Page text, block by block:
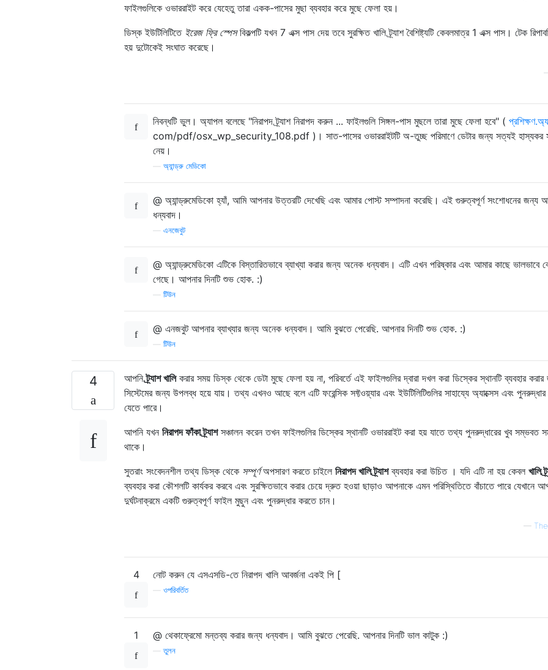
ফাইলগুলিকে ওভাররাইট করে যেহেতু তারা একক-পাসের মুছা ব্যবহার করে মুছে ফেলা হয়।
ডিস্ক ইউটিলিটিতে ইরেজ ফ্রি স্পেসবিকল্পটি যখন 7 এক্স পাস দেয় তবে সুরক্ষিত খালি ট্র্যাশ বৈশিষ্ট্যটি কেবলমাত্র 1 এক্স পাস। টেক
হয় দুটোকেই সংঘাত করেছে।
নিবন্ধটি ভুল। অ্যাপল বলেছে "নিরাপদ ট্র্যাশ নিরাপদ করুন ... ফাইলগুলি সিঙ্গল-পাস মুছলে তারা মুছে ফেলা হবে" (
com/pdf/osx_wp_security_108.pdf )। সাত-পাসের ওভাররাইটটি অ-তুচ্ছ পরিমাণে ডেটার জন্য সত্যই হাস্যকর
নেয়।
অ্যান্ড্রু মেডিকো
@ অ্যান্ড্রুমেডিকো হ্যাঁ, আমি আপনার উত্তরটি দেখেছি এবং আমার পোস্ট সম্পাদনা করেছি। এই গুরুত্বপূর্ণ সংশোধনের জন্য
ধন্যবাদ।
এনজেবুট
@ অ্যান্ড্রুমেডিকো এটিকে বিস্তারিতভাবে ব্যাখ্যা করার জন্য অনেক ধন্যবাদ। এটি এখন পরিষ্কার এবং আমার কাছে ভালভাবে
গেছে। আপনার দিনটি শুভ হোক. :)
টিউন
@ এনজবুট আপনার ব্যাখ্যার জন্য অনেক ধন্যবাদ। আমি বুঝতে পেরেছি. আপনার দিনটি শুভ হোক. :)
টিউন
4 আপনিট্র্যাশ খালিকরার সময় ডিস্ক থেকে ডেটা মুছে ফেলা হয় না, পরিবর্তে এই ফাইলগুলির দ্বারা দখল করা ডিস্কের স্থানটি ব্যবহার
সিস্টেমের জন্য উপলব্ধ হয়ে যায়। তথ্য এখনও আছে বলে এটি ফরেন্সিক সফ্টওয়্যার এবং ইউটিলিটিগুলির সাহায্যে অ্যাক্সেস এবং পুনরুদ্ধার
যেতে পারে।
আপনি যখন নিরাপদ ফাঁকা ট্র্যাশসঞ্চালন করেন তখন ফাইলগুলির ডিস্কের স্থানটি ওভাররাইট করা হয় যাতে তথ্য পুনরুদ্ধারের খুব সম্ভবত
থাকে।
সুতরাং সংবেদনশীল তথ্য ডিস্ক থেকে সম্পূর্ণঅপসারণ করতে চাইলে নিরাপদ খালি ট্র্যাশব্যবহার করা উচিত । যদি এটি না হয় কেবল খালি
ব্যবহার করা কৌশলটি কার্যকর করবে এবং সুরক্ষিতভাবে করার চেয়ে দ্রুত হওয়া ছাড়াও আপনাকে এমন পরিস্থিতিতে বাঁচাতে পারে যেখানে
দুর্ঘটনাক্রমে একটি গুরুত্বপূর্ণ ফাইল মুছুন এবং পুনরুদ্ধার করতে চান।
—
4 নোট করুন যে এসএসডি-তে নিরাপদ খালি আবর্জনা একই পি [
ওপরিবর্তিত
1 @ থেকাফ্রেমো মন্তব্য করার জন্য ধন্যবাদ। আমি বুঝতে পেরেছি. আপনার দিনটি ভাল কাটুক :)
—তুলন